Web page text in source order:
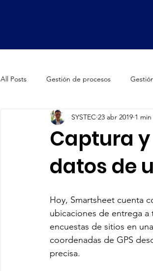
All Posts Gestión de procesos
Oficinas de proyectos (PMO)
Smartsheet Premium Apps
Fórmula 1 McLaren Brandfolder
Fórmulas
Captura
datos de
SYSTEC 23 abr 2019 1
Hoy, Smartsheet cuenta
ubicaciones de entrega
encuestas de sitios en
coordenadas de GPS
precisa.